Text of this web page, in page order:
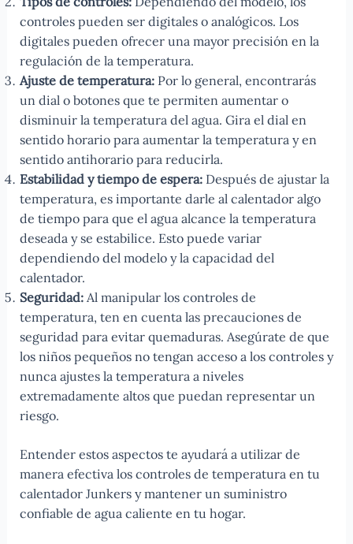
controles pueden ser digitales o analógicos. Los
digitales pueden ofrecer una mayor precisión en la
regulación de la temperatura.
Ajuste de temperatura:Por lo general, encontrarás
un dial o botones que te permiten aumentar o
disminuir la temperatura del agua. Gira el dial en
sentido horario para aumentar la temperatura y en
sentido antihorario para reducirla.
Estabilidad y tiempo de espera:Después de ajustar la
temperatura, es importante darle al calentador algo
de tiempo para que el agua alcance la temperatura
deseada y se estabilice. Esto puede variar
dependiendo del modelo y la capacidad del
calentador.
Seguridad:Al manipular los controles de
temperatura, ten en cuenta las precauciones de
seguridad para evitar quemaduras. Asegúrate de que
los niños pequeños no tengan acceso a los controles y
nunca ajustes la temperatura a niveles
extremadamente altos que puedan representar un
riesgo.
Entender estos aspectos te ayudará a utilizar de
manera efectiva los controles de temperatura en tu
calentador Junkers y mantener un suministro
confiable de agua caliente en tu hogar.